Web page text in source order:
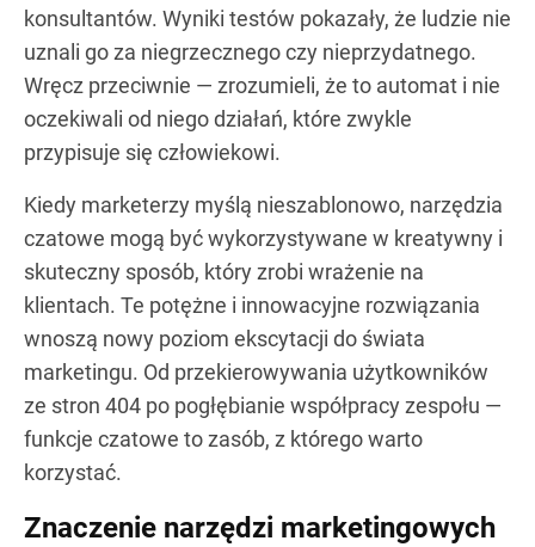
konsultantów. Wyniki testów pokazały, że ludzie nie
uznali go za niegrzecznego czy nieprzydatnego.
Wręcz przeciwnie — zrozumieli, że to automat i nie
oczekiwali od niego działań, które zwykle
przypisuje się człowiekowi.
Kiedy marketerzy myślą nieszablonowo, narzędzia
czatowe mogą być wykorzystywane w kreatywny i
skuteczny sposób, który zrobi wrażenie na
klientach. Te potężne i innowacyjne rozwiązania
wnoszą nowy poziom ekscytacji do świata
marketingu. Od przekierowywania użytkowników
ze stron 404 po pogłębianie współpracy zespołu —
funkcje czatowe to zasób, z którego warto
korzystać.
Znaczenie narzędzi marketingowych